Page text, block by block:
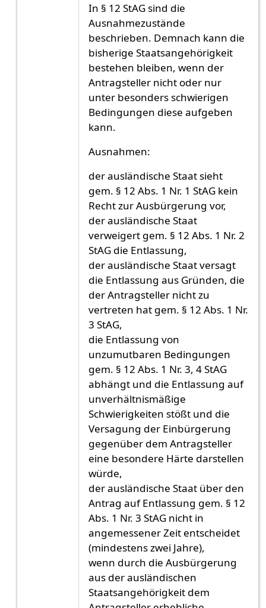
In § 12 StAG sind die
Ausnahmezustände
beschrieben. Demnach kann die
bisherige Staatsangehörigkeit
bestehen bleiben, wenn der
Antragsteller nicht oder nur
unter besonders schwierigen
Bedingungen diese aufgeben
kann.
Ausnahmen:
der ausländische Staat sieht
gem. § 12 Abs. 1 Nr. 1 StAG kein
Recht zur Ausbürgerung vor,
der ausländische Staat
verweigert gem. § 12 Abs. 1 Nr. 2
StAG die Entlassung,
der ausländische Staat versagt
die Entlassung aus Gründen, die
der Antragsteller nicht zu
vertreten hat gem. § 12 Abs. 1 Nr.
3 StAG,
die Entlassung von
unzumutbaren Bedingungen
gem. § 12 Abs. 1 Nr. 3, 4 StAG
abhängt und die Entlassung auf
unverhältnismäßige
Schwierigkeiten stößt und die
Versagung der Einbürgerung
gegenüber dem Antragsteller
eine besondere Härte darstellen
würde,
der ausländische Staat über den
Antrag auf Entlassung gem. § 12
Abs. 1 Nr. 3 StAG nicht in
angemessener Zeit entscheidet
(mindestens zwei Jahre),
wenn durch die Ausbürgerung
aus der ausländischen
Staatsangehörigkeit dem